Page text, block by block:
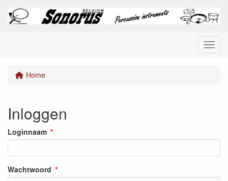
Menu
Home
Inloggen
Loginnaam
Wachtwoord